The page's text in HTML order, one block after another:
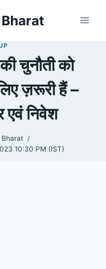
चुनौती को
ज़रूरी हैं –
एवं निवेश
Bharat
10:30 PM (IST)